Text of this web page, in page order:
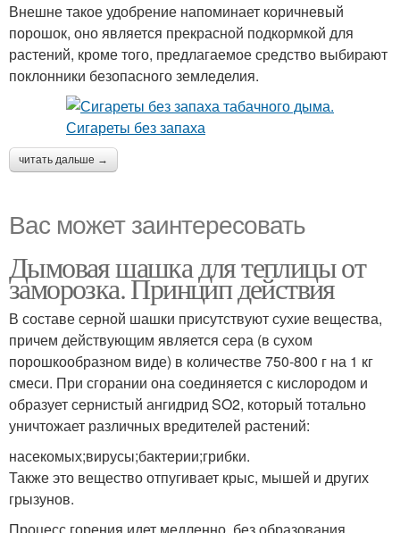
Внешне такое удобрение напоминает коричневый
порошок, оно является прекрасной подкормкой для
растений, кроме того, предлагаемое средство выбирают
поклонники безопасного земледелия.
читать дальше →
Вас может заинтересовать
Дымовая шашка для теплицы от
заморозка. Принцип действия
В составе серной шашки присутствуют сухие вещества,
причем действующим является сера (в сухом
порошкообразном виде) в количестве 750-800 г на 1 кг
смеси. При сгорании она соединяется с кислородом и
образует сернистый ангидрид SO2, который тотально
уничтожает различных вредителей растений:
насекомых;вирусы;бактерии;грибки.
Также это вещество отпугивает крыс, мышей и других
грызунов.